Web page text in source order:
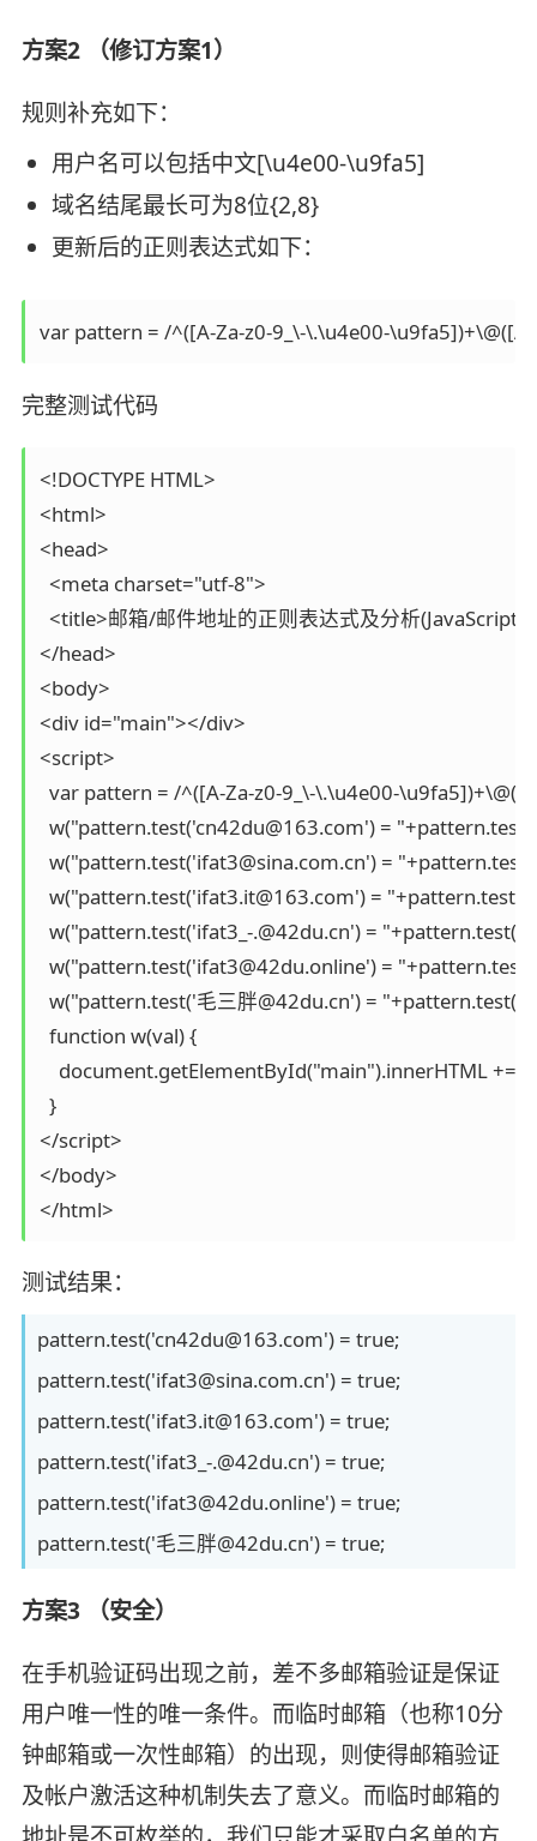
方案2 （修订方案1）
规则补充如下：
用户名可以包括中文[\u4e00-\u9fa5]
域名结尾最长可为8位{2,8}
更新后的正则表达式如下：
var pattern = /^([A-Za-z0-9_\-\.\u4e00-
完整测试代码
<!DOCTYPE HTML>
<html>
<head>
  <meta charset="utf-8">
<title>邮箱/邮件地址的正则表达式及分析(JavaScript
</head>
<body>
<div id="main"></div>
<script>
var pattern = /^([A-Za-z0-9_\-\.\u4e00-
w("pattern.test('cn42du@163.com') =
w("pattern.test('ifat3@sina.com.cn') =
w("pattern.test('ifat3.it@163.com') =
w("pattern.test('ifat3_-.@42du.cn') =
w("pattern.test('ifat3@42du.online') =
w("pattern.test('毛三胖@42du.cn') =
  function w(val) {
document.getElementById("main").innerHTML +=
  }
</script>
</body>
</html>
测试结果：
pattern.test('cn42du@163.com') = true;
pattern.test('ifat3@sina.com.cn') = true;
pattern.test('ifat3.it@163.com') = true;
pattern.test('ifat3_-.@42du.cn') = true;
pattern.test('ifat3@42du.online') = true;
pattern.test('毛三胖@42du.cn') = true;
方案3 （安全）
在手机验证码出现之前，差不多邮箱验证是保证
用户唯一性的唯一条件。而临时邮箱（也称10分
钟邮箱或一次性邮箱）的出现，则使得邮箱验证
及帐户激活这种机制失去了意义。而临时邮箱的